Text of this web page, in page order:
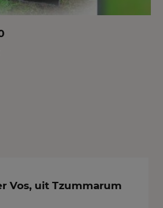
Vos, uit Tzummarum